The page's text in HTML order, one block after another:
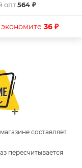
опт564 ₽
36 ₽
составляет
пересчитывается